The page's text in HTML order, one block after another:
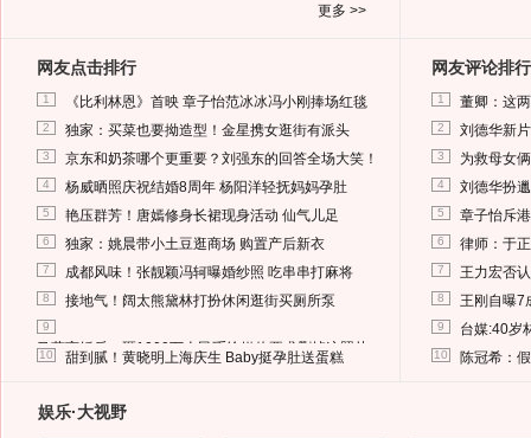
更多 >>
网友点击排行
1 《比利林恩》首映 章子怡范冰冰冯小刚捧场红毯
2 独家：买菜也要拗造型！金星携女逛街有派头
3 京东和奶茶哪个更重要？刘强东的回答全场大笑！
4 杨威晒照庆祝结婚8周年 杨阳洋轻抚妈妈孕肚
5 艳压群芳！唐嫣修身长裙现身活动 仙气儿足
6 独家：姚晨带小土豆逛商场 购置产后新衣
7 成都风味！张靓颖冯轲曝婚纱照 吃串串打麻将
8 接地气！阔太熊黛林打扮休闲逛街买厕所泵
9
马蓉离婚后，砸1000万人民币给媒体要求删掉这照片
10 甜到腻！黄晓明上海庆生 Baby挺孕肚送蛋糕
网友评论排行
1 董卿：这
2 刘德华新
3 为救母女
4 刘德华扮
5 章子怡斥
6 律师：于
7 王力宏否
8 王刚自曝7
9 台媒:40岁
10 陈冠希：
娱乐·大视野